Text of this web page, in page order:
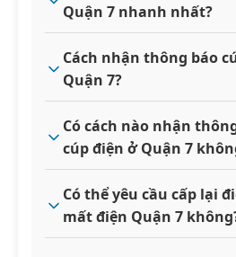
Quận 7 nhanh nhất?
Cách nhận thông báo
Quận 7?
Có cách nào nhận
cúp điện ở Quận 7
Có thể yêu cầu cấp lại
mất điện Quận 7